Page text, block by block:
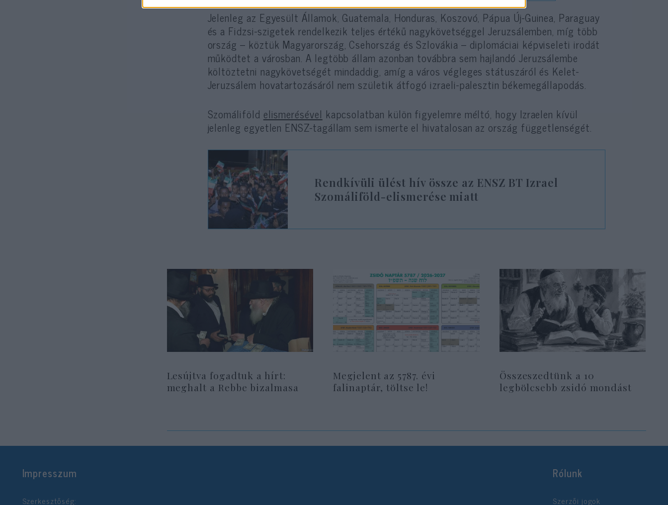
Jelenleg az Egyesült Államok, Guatemala, Honduras, Koszovó, Pápua Új-Guinea, Paraguay
és a Fidzsi-szigetek rendelkezik teljes értékű nagykövetséggel Jeruzsálemben, míg több
ország – köztük Magyarország, Csehország és Szlovákia – diplomáciai képviseleti irodát
működtet a városban. A legtöbb állam azonban továbbra sem hajlandó Jeruzsálembe
költöztetni nagykövetségét mindaddig, amíg a város végleges státuszáról és Kelet-
Jeruzsálem hovatartozásáról nem születik átfogó izraeli-palesztin békemegállapodás.
Szomáliföld elismerésével kapcsolatban külön figyelemre méltó, hogy Izraelen kívül
jelenleg egyetlen ENSZ-tagállam sem ismerte el hivatalosan az ország függetlenségét.
Rendkívüli ülést hív össze az ENSZ BT Izrael
Szomáliföld-elismerése miatt
Lesújtva fogadtuk a hírt:
meghalt a Rebbe bizalmasa
Megjelent az 5787. évi
falinaptár, töltse le!
Összeszedtünk a 10
legbölcsebb zsidó mondást
Impresszum
Szerkesztőség:
Rólunk
Szerzői jogok